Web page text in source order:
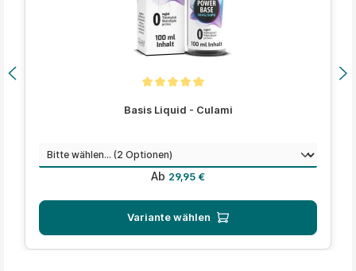
Basis Liquid - Culami
Mengeauswählen
Regulärer Preis:
Ab 29,95 €
Variante wählen